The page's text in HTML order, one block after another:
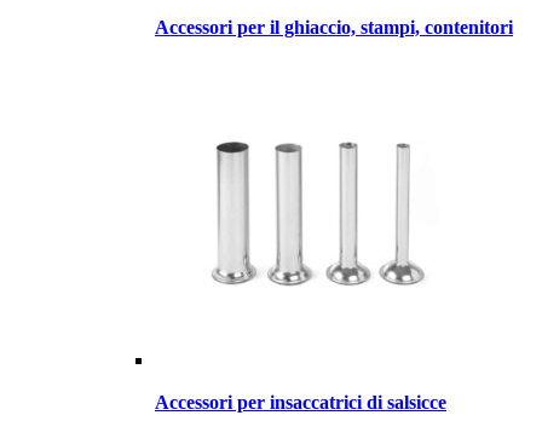
Accessori per il ghiaccio, stampi, contenitori
Accessori per insaccatrici di salsicce